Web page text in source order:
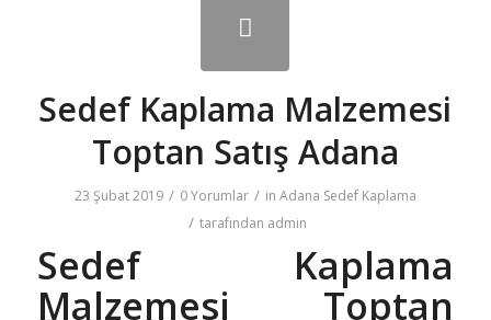
Sedef Kaplama Malzemesi
Toptan Satış Adana
23 Şubat 2019 / 0 Yorumlar / in Adana Sedef Kaplama
/ tarafından admin
Sedef Kaplama
Malzemesi Toptan